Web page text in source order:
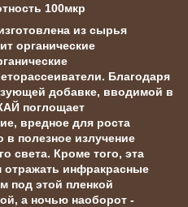
100мкр
из сырья
органические
Благодаря
добавке, вводимой в
поглощает
вредное для роста
в полезное излучение
света. Кроме того, эта
отражать инфракрасные
под этой пленкой
а ночью наоборот -